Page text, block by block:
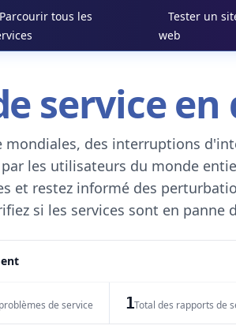
Parcourir tous les
Tester un
web
service
mondiales, des interruptions
les utilisateurs du monde
et restez informé des
si les services sont en panne
de service 1Total des rapports de